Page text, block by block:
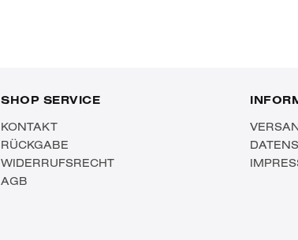
SHOP SERVICE
KONTAKT
RÜCKGABE
WIDERRUFSRECHT
AGB